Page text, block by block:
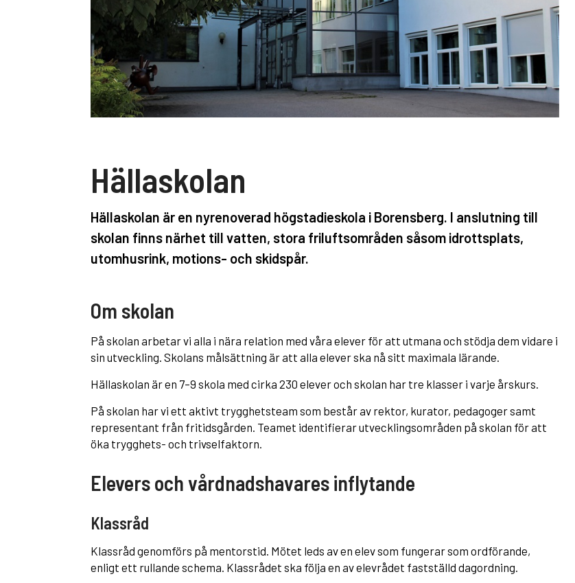
Hällaskolan
Hällaskolan är en nyrenoverad högstadieskola i Borensberg. I anslutning till
skolan finns närhet till vatten, stora friluftsområden såsom idrottsplats,
utomhusrink, motions- och skidspår.
Om skolan
På skolan arbetar vi alla i nära relation med våra elever för att utmana och stödja dem vidare i
sin utveckling. Skolans målsättning är att alla elever ska nå sitt maximala lärande.
Hällaskolan är en 7–9 skola med cirka 230 elever och skolan har tre klasser i varje årskurs.
På skolan har vi ett aktivt trygghetsteam som består av rektor, kurator, pedagoger samt
representant från fritidsgården. Teamet identifierar utvecklingsområden på skolan för att
öka trygghets- och trivselfaktorn.
Elevers och vårdnadshavares inflytande
Klassråd
Klassråd genomförs på mentorstid. Mötet leds av en elev som fungerar som ordförande,
enligt ett rullande schema. Klassrådet ska följa en av elevrådet fastställd dagordning.